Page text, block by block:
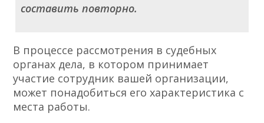
составить повторно.
В процессе рассмотрения в судебных
органах дела, в котором принимает
участие сотрудник вашей организации,
может понадобиться его характеристика с
места работы.